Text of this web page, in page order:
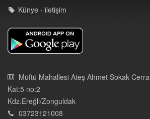
Künye - iletişim
Müftü Mahallesi Ateş Ahmet Sokak
Kat:5 no:2
Kdz.Ereğli/Zonguldak
03723121008